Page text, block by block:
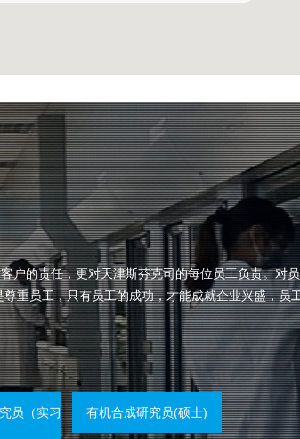
户的责任，更对天津斯芬克司的每位员工负责。对员
重员工，只有员工的成功，才能成就企业兴盛，员
员（实习 有机合成研究员(硕士)